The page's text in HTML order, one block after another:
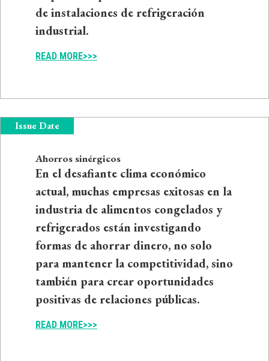
de instalaciones de refrigeración
industrial.
READ MORE>>>
Issue Date
Ahorros sinérgicos
En el desafiante clima económico
actual, muchas empresas exitosas en la
industria de alimentos congelados y
refrigerados están investigando
formas de ahorrar dinero, no solo
para mantener la competitividad, sino
también para crear oportunidades
positivas de relaciones públicas.
READ MORE>>>